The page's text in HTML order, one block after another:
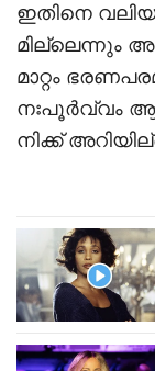
ഇതിനെ വലിയ
മില്ലെന്നും
മാറ്റം
നഃപൂർവ്വം
നിക്ക്